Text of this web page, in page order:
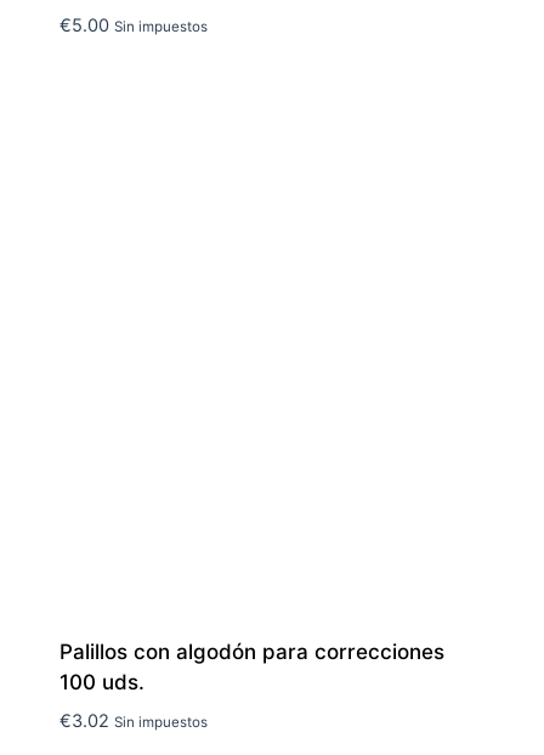
€5.00 Sin impuestos
Palillos con algodón para correcciones
100 uds.
€3.02 Sin impuestos